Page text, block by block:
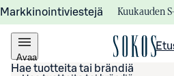
Markkinointiviestejä Kuukauden
Avaa
valikko
Hae tuotteita tai brändiä